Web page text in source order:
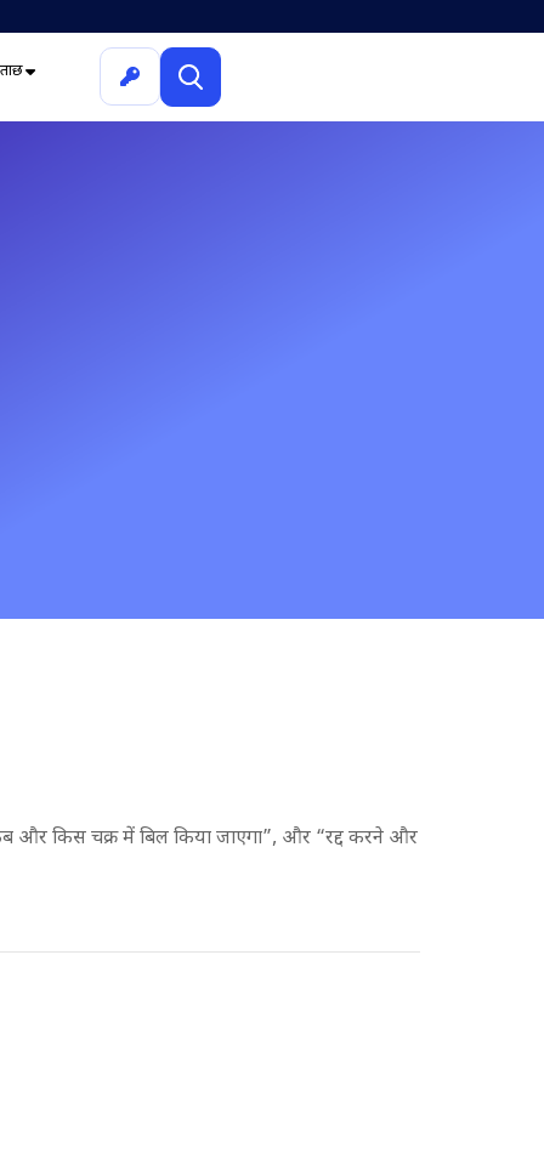
और किस चक्र में बिल किया जाएगा”, और “रद्द करने और